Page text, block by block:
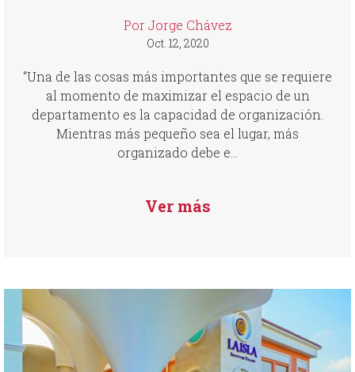
Por Jorge Chávez
Oct. 12, 2020
“Una de las cosas más importantes que se requiere
al momento de maximizar el espacio de un
departamento es la capacidad de organización.
Mientras más pequeño sea el lugar, más
organizado debe e...
Ver más